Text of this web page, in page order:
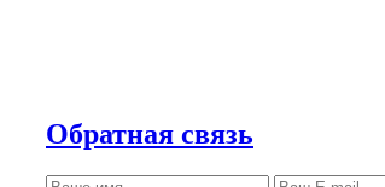
Обратная связь